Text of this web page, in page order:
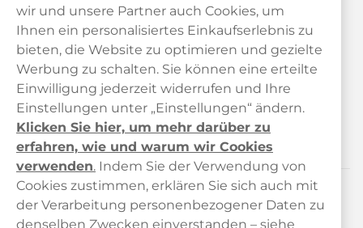
Kontaktiere uns!
Kundendienst
Links
Über uns
wir und unsere Partner auch Cookies, um
Ihnen ein personalisiertes Einkaufserlebnis zu
bieten, die Website zu optimieren und gezielte
Werbung zu schalten. Sie können eine erteilte
Einwilligung jederzeit widerrufen und Ihre
Einstellungen unter „Einstellungen“ ändern.
Klicken Sie hier, um mehr darüber zu
erfahren, wie und warum wir Cookies
verwenden. Indem Sie der Verwendung von
Cookies zustimmen, erklären Sie sich auch mit
der Verarbeitung personenbezogener Daten zu
denselben Zwecken einverstanden – siehe